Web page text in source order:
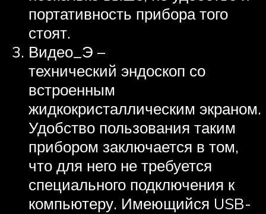
портативность прибора того
стоят.
Видео_Э –
технический эндоскоп со
встроенным
жидкокристаллическим экраном.
Удобство пользования таким
прибором заключается в том,
что для него не требуется
специального подключения к
компьютеру. Имеющийся USB-